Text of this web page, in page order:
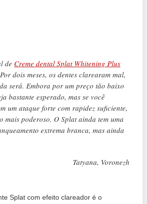
de Creme dental Splat Whitening Plus
dois meses, os dentes clarearam mal,
será. Embora por um preço tão baixo
bastante esperado, mas se você
um ataque forte com rapidez suficiente,
mais poderoso. O Splat ainda tem uma
extrema branca, mas ainda
Tatyana, Voronezh
Splat com efeito clareador é o